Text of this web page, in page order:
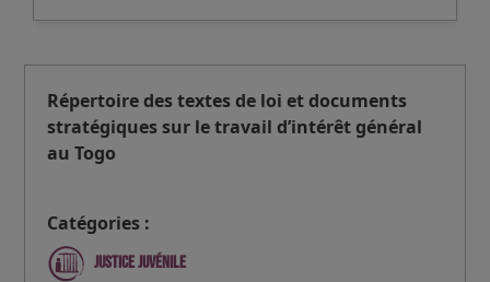
Répertoire des textes de loi et documents
stratégiques sur le travail d’intérêt général
au Togo
Catégories :
Justice juvénile